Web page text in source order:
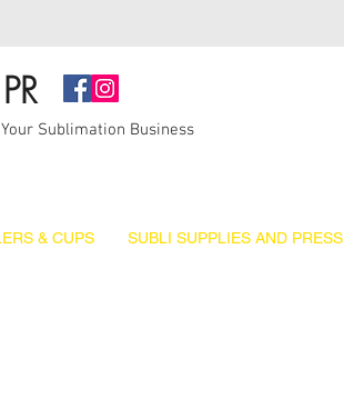
Sublimation Business
& CUPS SUBLI SUPPLIES AND PRESS